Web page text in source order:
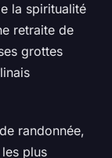
la spiritualité
retraite de
grottes
randonnée,
les plus